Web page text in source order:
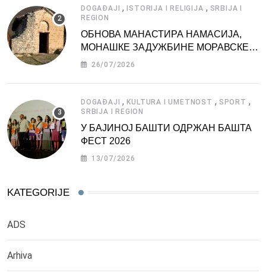
DOGAĐAJI ,ISTORIJA I RELIGIJA , SRBIJA I
REGION
ОБНОВА МАНАСТИРА НАМАСИЈА,
МОНАШКЕ ЗАДУЖБИНЕ МОРАВСКЕ
СРБИЈЕ
26/07/2026
DOGAĐAJI ,KULTURA I UMETNOST , SPORT ,
SRBIJA I REGION
У БАЈИНОЈ БАШТИ ОДРЖАН БАШТА
ФЕСТ 2026
13/07/2026
KATEGORIJE
ADS
Arhiva